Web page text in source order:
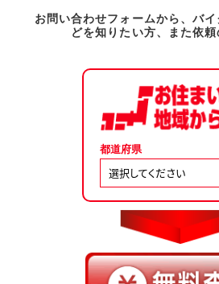
お問い合わせフォームから、バ
どを知りたい方、また依
都道府県